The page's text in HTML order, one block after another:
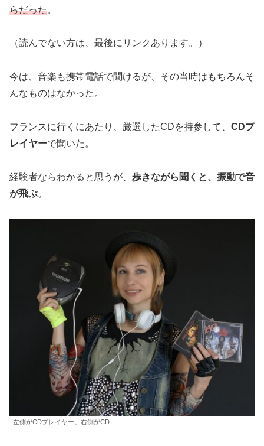
らだった。
（読んでない方は、最後にリンクあります。）
今は、音楽も携帯電話で聞けるが、その当時はもちろんそ
んなものはなかった。
フランスに行くにあたり、厳選したCDを持参して、 CDプ
レイヤーで聞いた。
経験者ならわかると思うが、 歩きながら聞くと、振動で音
が飛ぶ。
左側がCDプレイヤー。右側がCD